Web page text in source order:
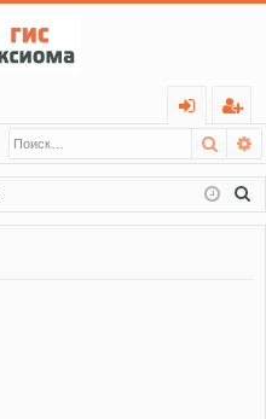
д
ег
ис
тр